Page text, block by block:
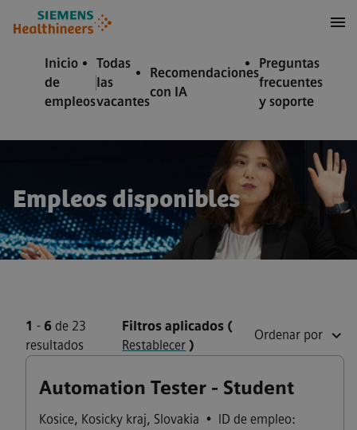
de página
Inicio
de
empleos
Todas
las
vacantes
Recomendaciones
con IA
Preguntas
frecuentes
y soporte
Empleos disponibles
1 - 6 de 23
resultados
Filtros aplicados (
Restablecer )
Ordenar por
Automation Tester - Student
Kosice, Kosicky kraj, Slovakia • ID de empleo: